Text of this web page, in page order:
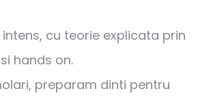
cu teorie explicata prin
hands on.
preparam dinti pentru